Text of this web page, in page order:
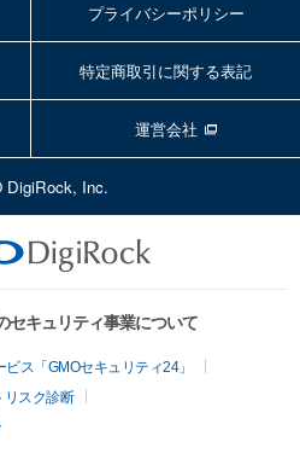
プライバシーポリシー
特定商取引に関する表記
運営会社
DigiRock, Inc.
セキュリティ事業について
ス「GMOセキュリティ24」
リスク診断